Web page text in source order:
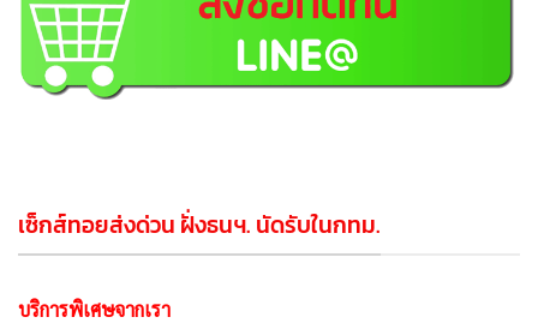
เซ็กส์ทอยส่งด่วน ฝั่งธนฯ. นัดรับในกทม.
บริการพิเศษจากเรา